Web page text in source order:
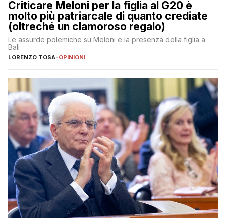
Criticare Meloni per la figlia al G20 è
molto più patriarcale di quanto crediate
(oltreché un clamoroso regalo)
Le assurde polemiche su Meloni e la presenza della figlia a
Bali
LORENZO TOSA-OPINIONI